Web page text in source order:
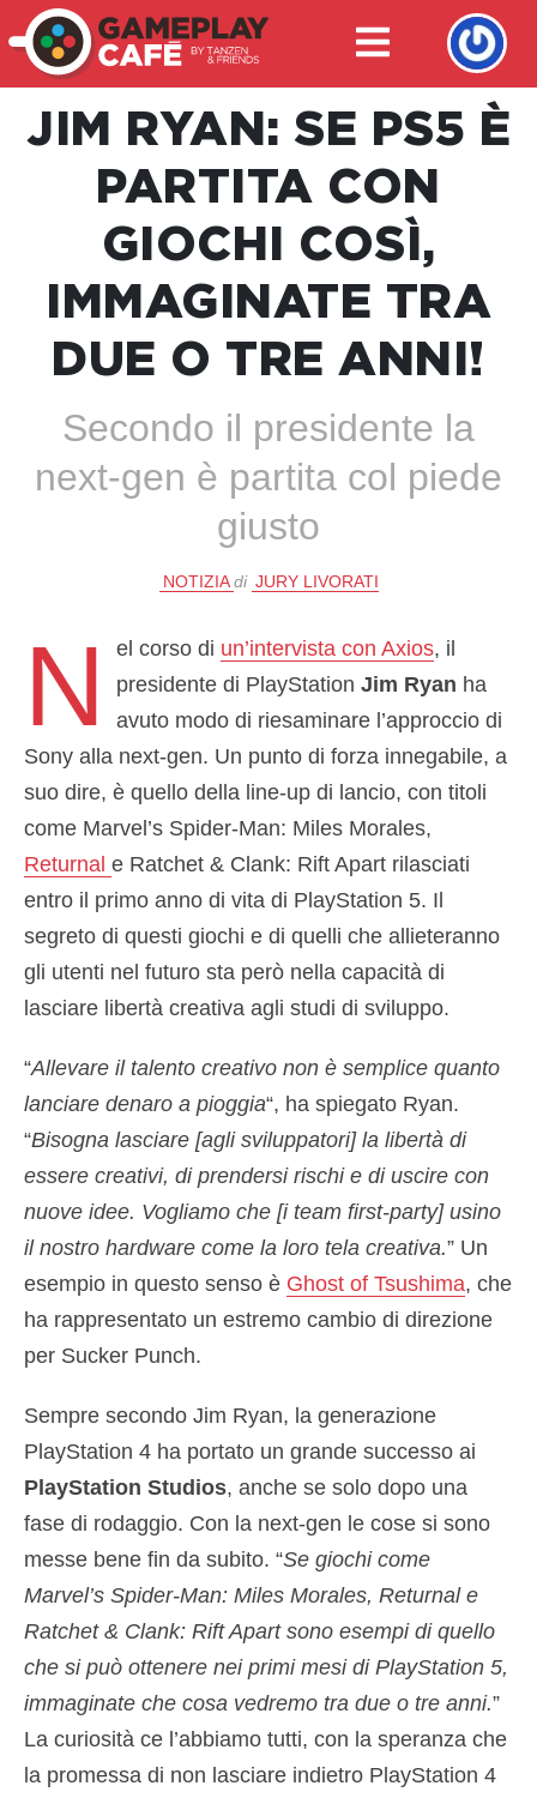
JIM RYAN: SE PS5 È
PARTITA CON
GIOCHI COSÌ,
IMMAGINATE TRA
DUE O TRE ANNI!
Secondo il presidente la
next-gen è partita col piede
giusto
NOTIZIA di JURY LIVORATI
N el corso di un’intervista con Axios, il
presidente di PlayStationJim Ryan ha
avuto modo di riesaminare l’approccio di
Sony alla next-gen. Un punto di forza innegabile, a
suo dire, è quello della line-up di lancio, con titoli
come Marvel’s Spider-Man: Miles Morales,
Returnal e Ratchet & Clank: Rift Apart rilasciati
entro il primo anno di vita di PlayStation 5. Il
segreto di questi giochi e di quelli che allieteranno
gli utenti nel futuro sta però nella capacità di
lasciare libertà creativa agli studi di sviluppo.
“Allevare il talento creativo non è semplice quanto
lanciare denaro a pioggia“, ha spiegato Ryan.
“Bisogna lasciare [agli sviluppatori] la libertà di
essere creativi, di prendersi rischi e di uscire con
nuove idee. Vogliamo che [i team first-party] usino
il nostro hardware come la loro tela creativa.” Un
esempio in questo senso è Ghost of Tsushima, che
ha rappresentato un estremo cambio di direzione
per Sucker Punch.
Sempre secondo Jim Ryan, la generazione
PlayStation 4 ha portato un grande successo ai
PlayStation Studios, anche se solo dopo una
fase di rodaggio. Con la next-gen le cose si sono
messe bene fin da subito. “Se giochi come
Marvel’s Spider-Man: Miles Morales, Returnal e
Ratchet & Clank: Rift Apart sono esempi di quello
che si può ottenere nei primi mesi di PlayStation 5,
immaginate che cosa vedremo tra due o tre anni.”
La curiosità ce l’abbiamo tutti, con la speranza che
la promessa di non lasciare indietro PlayStation 4